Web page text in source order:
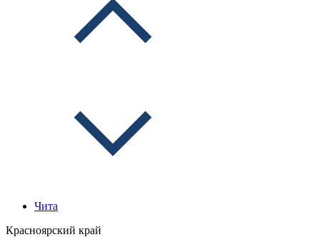
Чита
Красноярский край